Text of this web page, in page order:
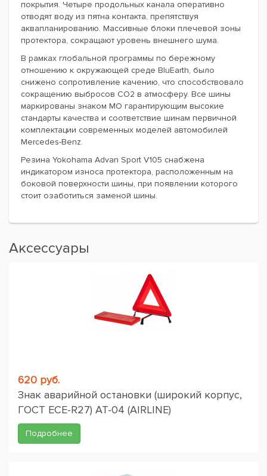
покрытия. Четыре продольных канала оперативно
отводят воду из пятна контакта, препятствуя
аквапланированию. Массивные блоки плечевой зоны
протектора, сокращают уровень внешнего шума.
В рамках глобальной программы по бережному
отношению к окружающей среде BluEarth, было
снижено сопротивление качению, что способствовало
сокращению выбросов CO2 в атмосферу. Все шины
маркированы знаком MO гарантирующим высокие
стандарты качества и соответствие шинам первичной
комплектации современных моделей автомобилей
Mercedes-Benz.
Резина Yokohama Advan Sport V105 снабжена
индикатором износа протектора, расположенным на
боковой поверхности шины, при появлении которого
стоит озаботиться заменой шины.
Аксессуары
620 руб.
Знак аварийной остановки (широкий корпус,
ГОСТ ЕСЕ-R27) AT-04 (AIRLINE)
Подробнее